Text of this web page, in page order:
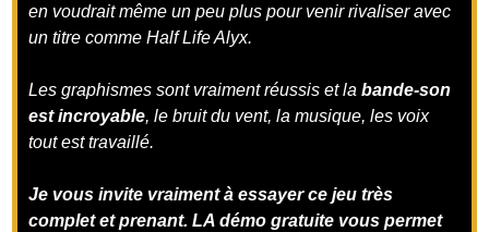
en voudrait même un peu plus pour venir rivaliser avec
un titre comme Half Life Alyx.
Les graphismes sont vraiment réussis et labande-son
est incroyable, le bruit du vent, la musique, les voix
tout est travaillé.
Je vous invite vraiment à essayer ce jeu très
complet et prenant. LA démo gratuite vous permet